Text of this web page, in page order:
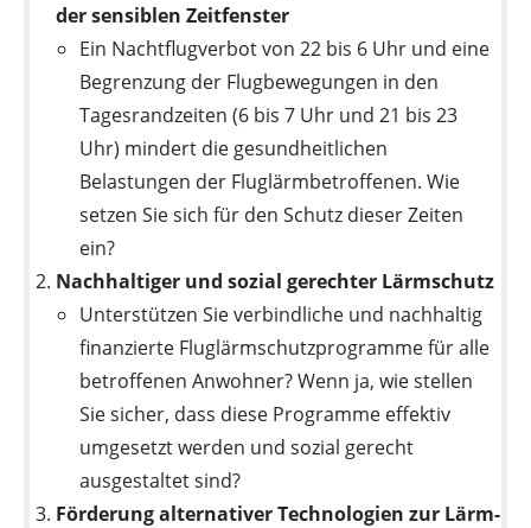
der sensiblen Zeitfenster
Ein Nachtflugverbot von 22 bis 6 Uhr und eine
Begrenzung der Flugbewegungen in den
Tagesrandzeiten (6 bis 7 Uhr und 21 bis 23
Uhr) mindert die gesundheitlichen
Belastungen der Fluglärmbetroffenen. Wie
setzen Sie sich für den Schutz dieser Zeiten
ein?
Nachhaltiger und sozial gerechter Lärmschutz
Unterstützen Sie verbindliche und nachhaltig
finanzierte Fluglärmschutzprogramme für alle
betroffenen Anwohner? Wenn ja, wie stellen
Sie sicher, dass diese Programme effektiv
umgesetzt werden und sozial gerecht
ausgestaltet sind?
Förderung alternativer Technologien zur Lärm-